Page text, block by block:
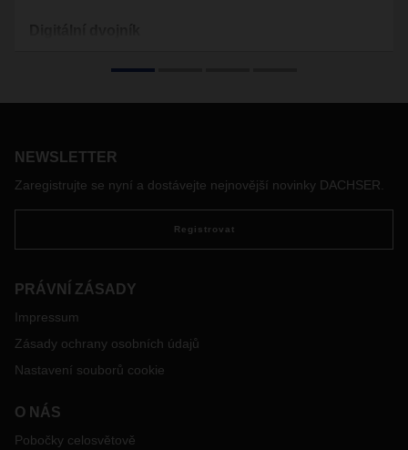
NEWSLETTER
Zaregistrujte se nyní a dostávejte nejnovější novinky DACHSER.
Registrovat
PRÁVNÍ ZÁSADY
Impressum
Zásady ochrany osobních údajů
Nastavení souborů cookie
O NÁS
Pobočky celosvětově